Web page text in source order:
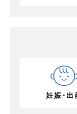
妊娠･出